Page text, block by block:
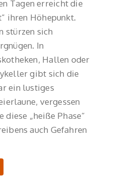
Tagen erreicht die
ihren Höhepunkt.
stürzen sich
In
Hallen oder
gibt sich die
ein lustiges
vergessen
diese „heiße Phase“
auch Gefahren